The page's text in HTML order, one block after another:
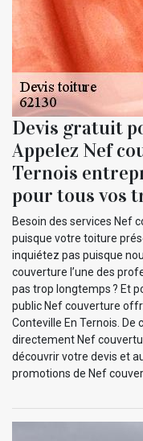
Devis gratuit
Appelez Nef
Ternois
pour tous vos
Besoin des services Nef
puisque votre toiture
inquiétez pas puisque
couverture l’une des
pas trop longtemps ? Et
public Nef couverture
Conteville En Ternois. De
directement Nef
découvrir votre devis et
promotions de Nef